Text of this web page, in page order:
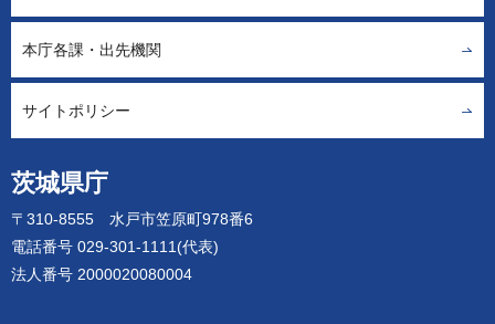
茨城県庁
〒310-8555 水戸市笠原町978番6
電話番号 029-301-1111(代表)
法人番号 2000020080004
本庁各課・出先機関
サイトポリシー